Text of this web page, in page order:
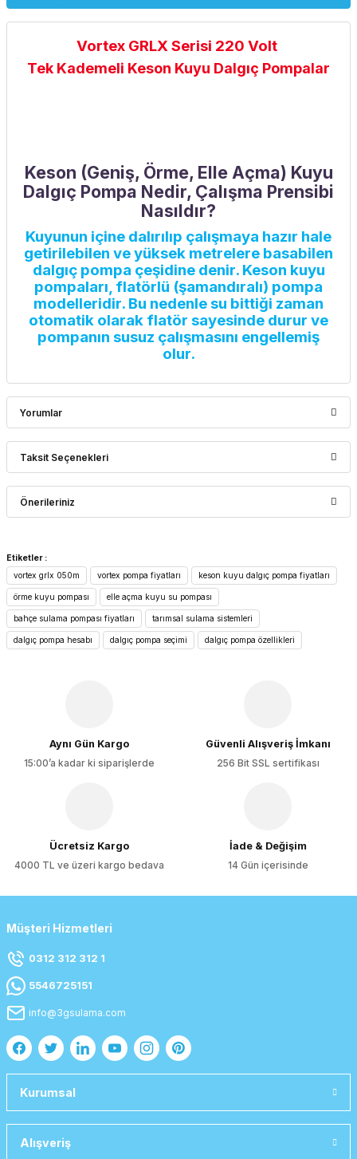
Vortex GRLX Serisi 220 Volt
Tek Kademeli Keson Kuyu Dalgıç Pompalar
Keson (Geniş, Örme, Elle Açma) Kuyu
Dalgıç Pompa Nedir, Çalışma Prensibi
Nasıldır?
Kuyunun içine dalırılıp çalışmaya hazır hale
getirilebilen ve yüksek metrelere basabilen
dalgıç pompa çeşidine denir. Keson kuyu
pompaları, flatörlü (şamandıralı) pompa
modelleridir. Bu nedenle su bittiği zaman
otomatik olarak flatör sayesinde durur ve
pompanın susuz çalışmasını engellemiş
olur.
Yorumlar
Bu ürüne ilk yorumu siz yapın!
Taksit Seçenekleri
Önerileriniz
konularda yetersiz gördüğünüz noktaları öneri formunu
kullanarak tarafımıza iletebilirsiniz.
Görüş ve önerileriniz için teşekkür ederiz.
Ürün resmi kalitesiz, bozuk veya görüntülenemiyor.
Etiketler :
vortex grlx 050m
vortex pompa fiyatları keson kuyu dalgıç pompa fiyatları
örme kuyu pompası elle açma kuyu su pompası
bahçe sulama pompası fiyatları tarımsal sulama sistemleri
dalgıç pompa hesabı dalgıç pompa seçimi dalgıç pompa özellikleri
Aynı Gün Kargo
15:00’a kadar ki siparişlerde
Güvenli Alışveriş İmkanı
256 Bit SSL sertifikası
Ücretsiz Kargo
4000 TL ve üzeri kargo bedava
İade & Değişim
14 Gün içerisinde
Müşteri Hizmetleri
0312 312 312 1
5546725151
info@3gsulama.com
Kurumsal
Alışveriş